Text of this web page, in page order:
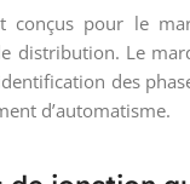
conçus pour le
distribution. Le
des
d’automatisme.